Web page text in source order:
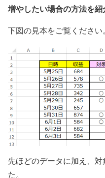
増やしたい場合の方法を紹
下図の見本をご覧ください。
先ほどのデータに加え、
た。